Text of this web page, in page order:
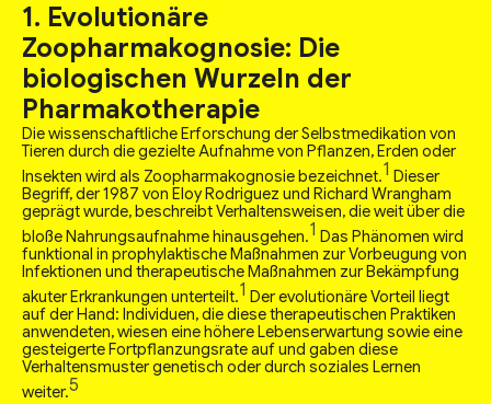
1. Evolutionäre
Zoopharmakognosie: Die
biologischen Wurzeln der
Pharmakotherapie
Die wissenschaftliche Erforschung der Selbstmedikation von
Tieren durch die gezielte Aufnahme von Pflanzen, Erden oder
Insekten wird als Zoopharmakognosie bezeichnet.1 Dieser
Begriff, der 1987 von Eloy Rodriguez und Richard Wrangham
geprägt wurde, beschreibt Verhaltensweisen, die weit über die
bloße Nahrungsaufnahme hinausgehen.1 Das Phänomen wird
funktional in prophylaktische Maßnahmen zur Vorbeugung von
Infektionen und therapeutische Maßnahmen zur Bekämpfung
akuter Erkrankungen unterteilt.1 Der evolutionäre Vorteil liegt
auf der Hand: Individuen, die diese therapeutischen Praktiken
anwendeten, wiesen eine höhere Lebenserwartung sowie eine
gesteigerte Fortpflanzungsrate auf und gaben diese
Verhaltensmuster genetisch oder durch soziales Lernen
weiter.5